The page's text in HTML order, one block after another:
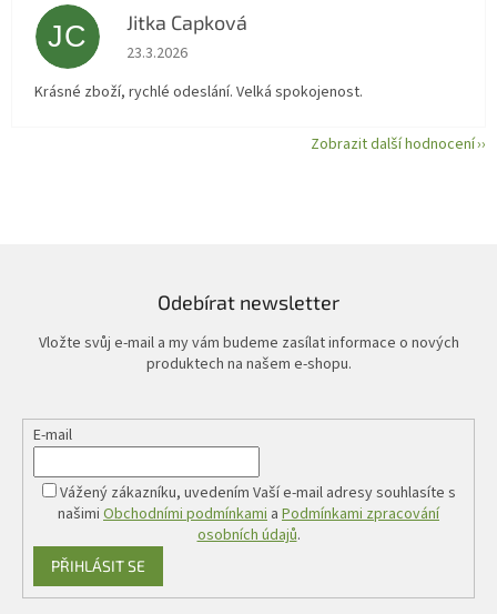
JC Jitka Capková
Hodnocení obchodu je 5 z 5 hvězdiček.
23.3.2026
Krásné zboží, rychlé odeslání. Velká spokojenost.
Zobrazit další hodnocení
Odebírat newsletter
Vložte svůj e-mail a my vám budeme zasílat informace o nových
produktech na našem e-shopu.
E-mail
Vážený zákazníku, uvedením Vaší e-mail adresy souhlasíte s
našimi Obchodními podmínkami a Podmínkami zpracování
osobních údajů.
PŘIHLÁSIT SE